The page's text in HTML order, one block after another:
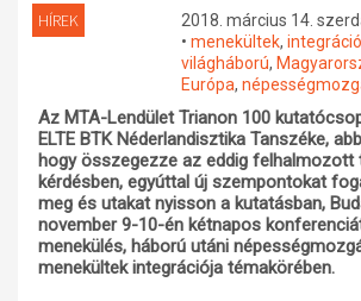
Műhelymunkák
HÍREK
2018. március 14.
• menekültek, integráció
világháború,
Európa,
Az MTA-Lendület Trianon 100
ELTE BTK Néderlandisztika Tanszéke,
hogy összegezze az eddig felhalmozott
kérdésben, egyúttal új szempontokat
meg és utakat nyisson a kutatásban,
november 9-10-én kétnapos
menekülés, háború utáni
menekültek integrációja témakörében.